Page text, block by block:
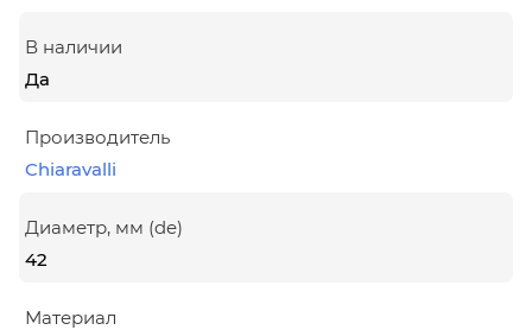
В наличии
Да
Производитель
Chiaravalli
Диаметр, мм (de)
42
Материал